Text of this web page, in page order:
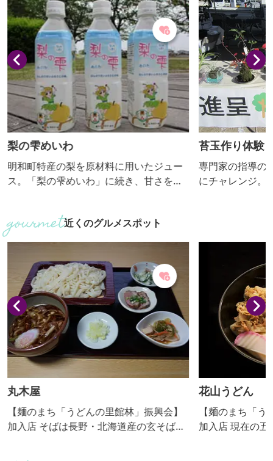
梨の雫めいわ
明和町特産の梨を原材料に用いたジュー
ス。「梨の雫めいわ」に続き、甘さを抑
苔玉作り体験
専門家の指導の
にチャレンジ。
近くのグルメスポット
丸木屋
【麺のまち「うどんの里館林」振興会】
加入店 そばは長野・北海道産の玄そばを
花山うどん
【麺のまち「
加入店 現在の五代目に至るまで、これだ